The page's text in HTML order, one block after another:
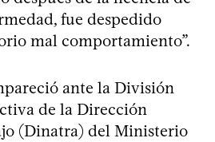
fue despedido
mal comportamiento”.
ante la División
de la Dirección
(Dinatra) del Ministerio